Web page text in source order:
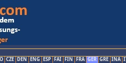
CZE DEN ENG ESP FAI FIN FRA GER GRE INA